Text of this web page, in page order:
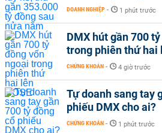
DOANH NGHIỆP - 1 phút trước
DMX hút gần 700
trong phiên thứ hai
CHỨNG KHOÁN - 4 giờ trước
Tự doanh sang tay
phiếu DMX cho ai?
CHỨNG KHOÁN - 1 phút trước